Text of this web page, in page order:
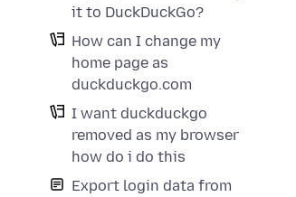
it to DuckDuckGo?
How can I change my
home page as
duckduckgo.com
I want duckduckgo
removed as my browser
how do i do this
Export login data from